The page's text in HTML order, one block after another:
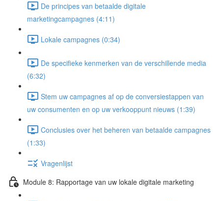
De principes van betaalde digitale
marketingcampagnes (4:11)
Lokale campagnes (0:34)
De specifieke kenmerken van de verschillende media
(6:32)
Stem uw campagnes af op de conversiestappen van
uw consumenten en op uw verkooppunt nieuws (1:39)
Conclusies over het beheren van betaalde campagnes
(1:33)
Vragenlijst
Module 8: Rapportage van uw lokale digitale marketing